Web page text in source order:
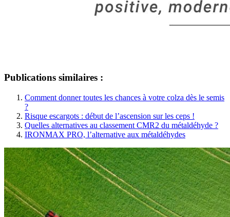
Publications similaires :
Comment donner toutes les chances à votre colza dès le semis
?
Risque escargots : début de l’ascension sur les ceps !
Quelles alternatives au classement CMR2 du métaldéhyde ?
IRONMAX PRO, l’alternative aux métaldéhydes